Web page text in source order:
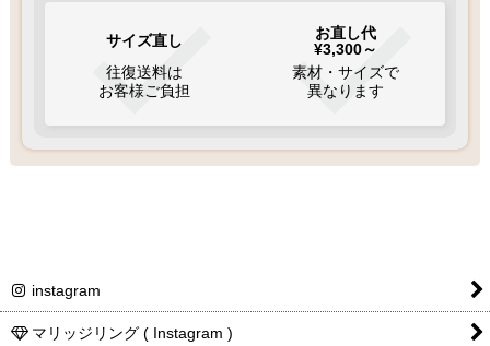
サイズ直し
往復送料は
お客様ご負担
お直し代
¥3,300～
素材・サイズで
異なります
instagram
マリッジリング ( Instagram )